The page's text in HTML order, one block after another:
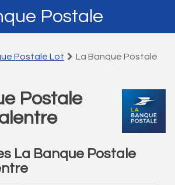
Postale
Postale Lot
La Banque Postale
Postale
La Banque Postale